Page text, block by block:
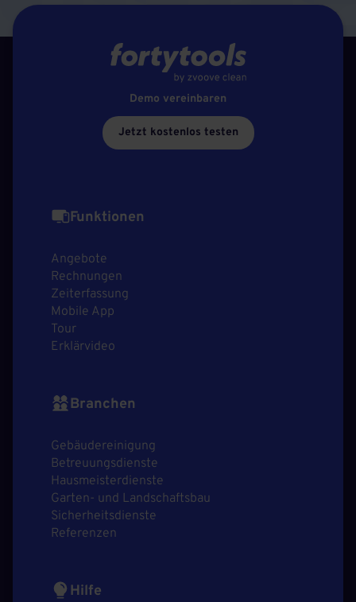
Demo vereinbaren
Jetzt kostenlos testen
Funktionen
Angebote
Rechnungen
Zeiterfassung
Mobile App
Tour
Erklärvideo
Branchen
Gebäudereinigung
Betreuungsdienste
Hausmeisterdienste
Garten- und Landschaftsbau
Sicherheitsdienste
Referenzen
Hilfe